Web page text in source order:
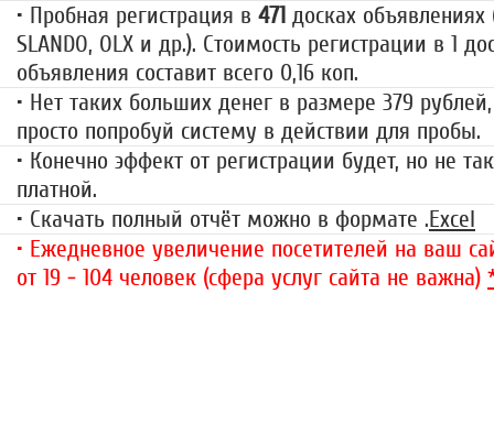
• Пробная регистрация в 471 досках объявлениях
SLANDO, OLX и др.). Стоимость регистрации в 1
объявления составит всего 0,16 коп.
• Нет таких больших денег в размере 379
просто попробуй систему в действии для пробы.
• Конечно эффект от регистрации будет, но не
платной.
• Скачать полный отчёт можно в формате .Excel
• Ежедневное увеличение посетителей на ваш
от 19 - 104 человек (сфера услуг сайта не важна)